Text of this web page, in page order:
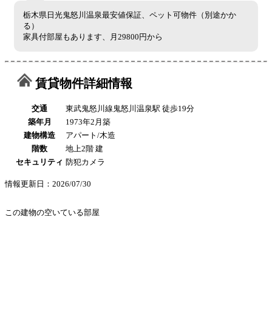
栃木県日光鬼怒川温泉最安値保証、ペット可物件（別途かか
る）
家具付部屋もあります、月29800円から
賃貸物件詳細情報
交通
東武鬼怒川線鬼怒川温泉駅 徒歩19分
築年月
1973年2月築
建物構造
アパート/木造
階数
地上2階 建
セキュリティ 防犯カメラ
情報更新日：2026/07/30
この建物の空いている部屋